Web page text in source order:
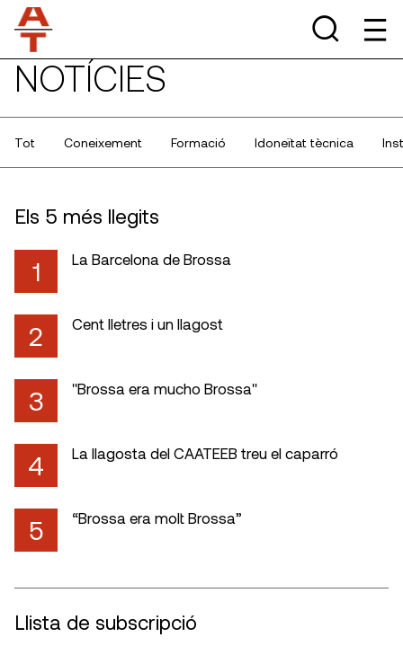
NOTÍCIES
Tot Coneixement Formació Idoneïtat tècnica
Els 5 més llegits
1 La Barcelona de Brossa
2 Cent lletres i un llagost
3 "Brossa era mucho Brossa"
4 La llagosta del CAATEEB treu el caparró
5 “Brossa era molt Brossa”
Llista de subscripció